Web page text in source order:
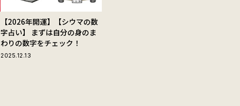
【2026年開運】【シウマの数
字占い】 まずは自分の身のま
わりの数字をチェック！
2025.12.13